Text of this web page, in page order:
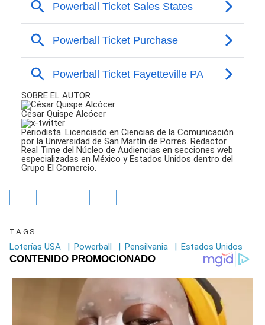
SOBRE EL AUTOR
César Quispe Alcócer
Periodista. Licenciado en Ciencias de la Comunicación
por la Universidad de San Martín de Porres. Redactor
Real Time del Núcleo de Audiencias en secciones web
especializadas en México y Estados Unidos dentro del
Grupo El Comercio.
TAGS
Loterías USA | Powerball | Pensilvania | Estados Unidos